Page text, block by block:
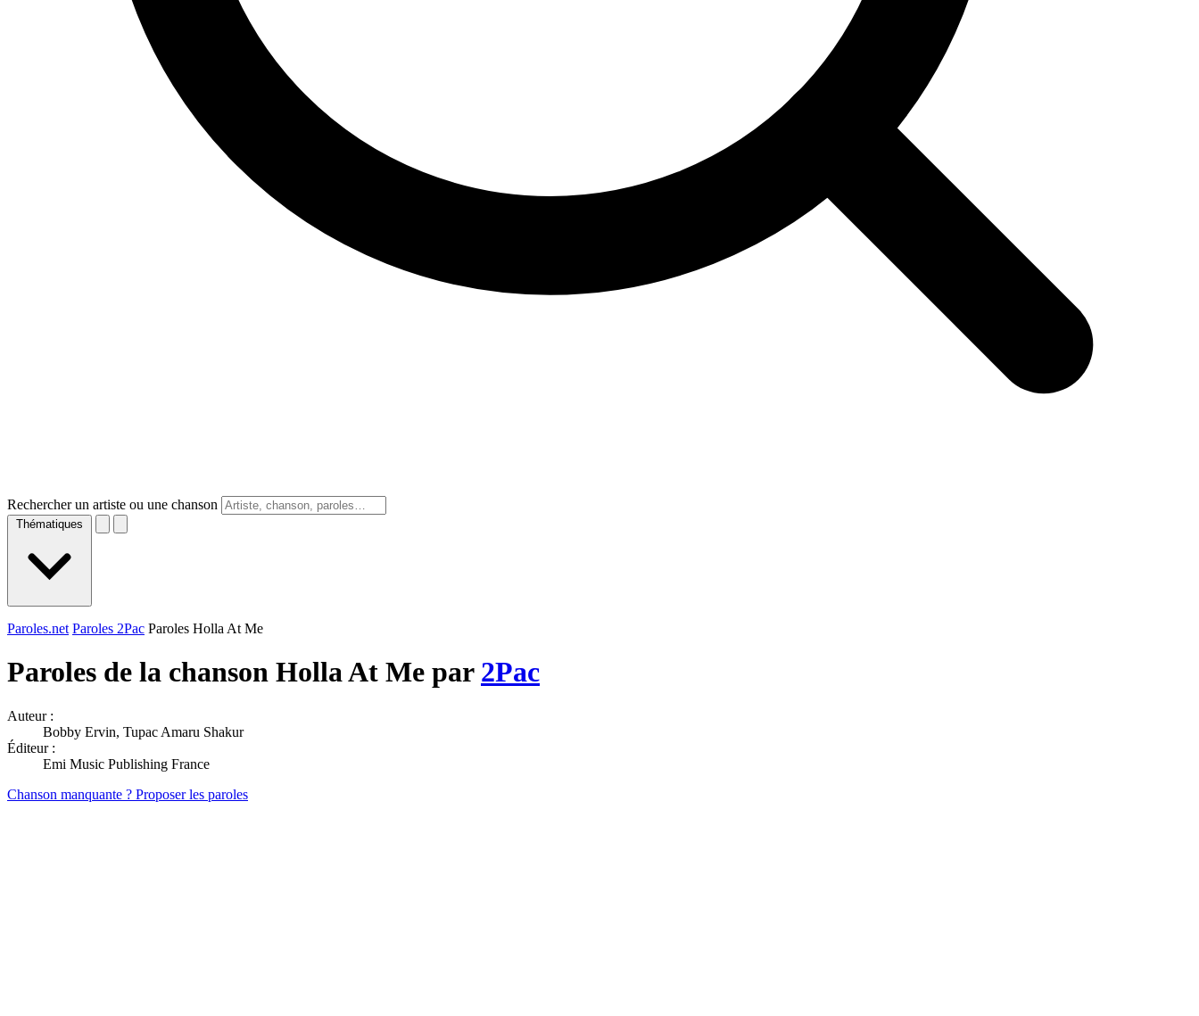
Rechercher un artiste ou une chanson
Thématiques
Paroles.net Paroles 2Pac Paroles Holla At Me
Paroles de la chanson Holla At Me par 2Pac
Auteur :
Bobby Ervin, Tupac Amaru Shakur
Éditeur :
Emi Music Publishing France
Chanson manquante ? Proposer les paroles